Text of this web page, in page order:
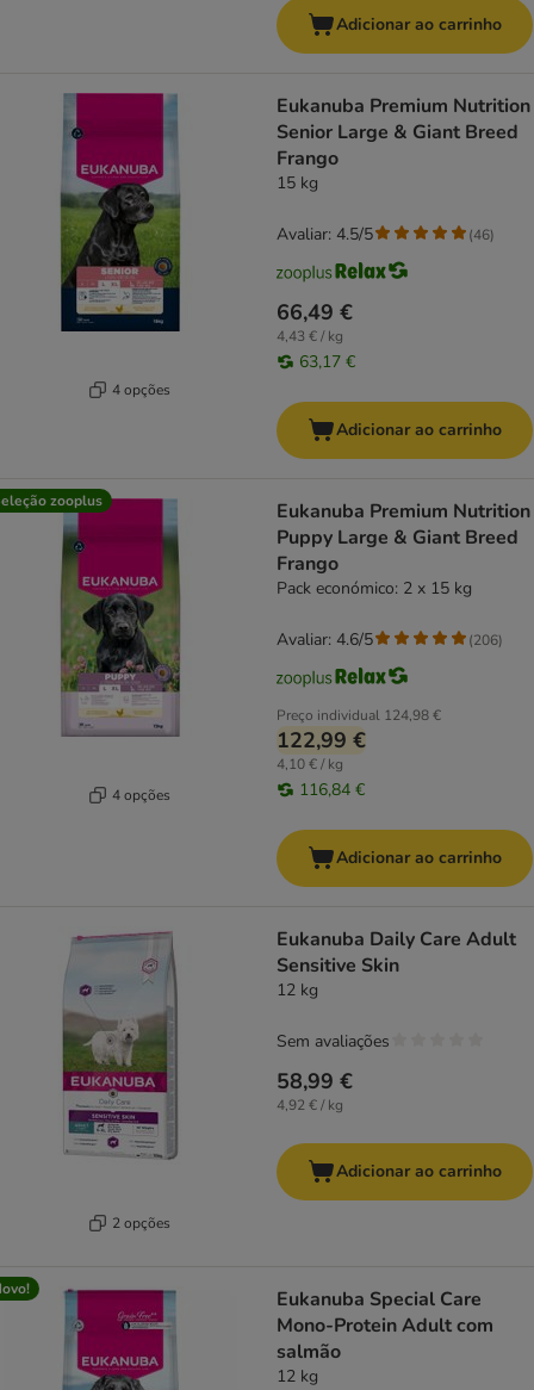
Adicionar ao carrinho
4 opções
Eukanuba Premium Nutrition
Senior Large & Giant Breed
Frango
15 kg
66,49 €
4,43 € / kg
63,17 €
Avaliar: 4.5/5 (46)
Adicionar ao carrinho
zooplus
4 opções
Eukanuba Premium Nutrition
Puppy Large & Giant Breed
Frango
Pack económico: 2 x 15 kg
Preço individual 124,98 €
122,99 €
4,10 € / kg
116,84 €
Avaliar: 4.6/5 (206)
Adicionar ao carrinho
2 opções
Eukanuba Daily Care Adult
Sensitive Skin
12 kg
58,99 €
4,92 € / kg
Sem avaliações
Adicionar ao carrinho
Eukanuba Special Care
Mono-Protein Adult com
salmão
12 kg